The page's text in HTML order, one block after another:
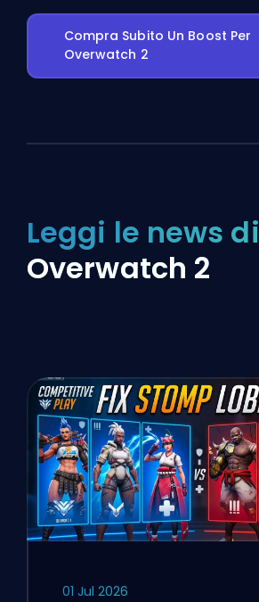
Compra Subito Un Boost Per
Overwatch 2
Leggi le news di
Overwatch 2
01 Jul 2026